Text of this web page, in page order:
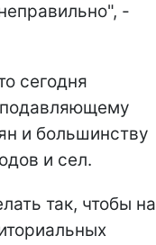
-
сегодня
и большинству
и сел.
так, чтобы на